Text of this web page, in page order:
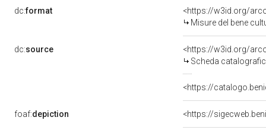
dc:format
<https://w3id.org/
Misure del bene
dc:source
<https://w3id.org/
Scheda
<https://
foaf:depiction <https://